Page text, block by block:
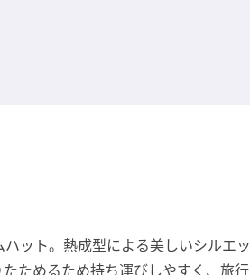
ット。熱成型による美しいシルエッ
ためるため持ち運びしやすく、旅行